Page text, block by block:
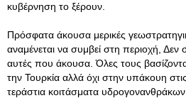
κυβέρνηση το ξέρουν.
Πρόσφατα άκουσα μερικές
αναμένεται να συμβεί στη περιοχή,
αυτές που άκουσα. Όλες τους
την Τουρκία αλλά όχι στην υπάκουη
τεράστια κοιτάσματα